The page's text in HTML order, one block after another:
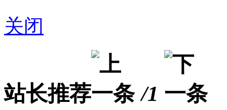
关闭
站长推荐 /1